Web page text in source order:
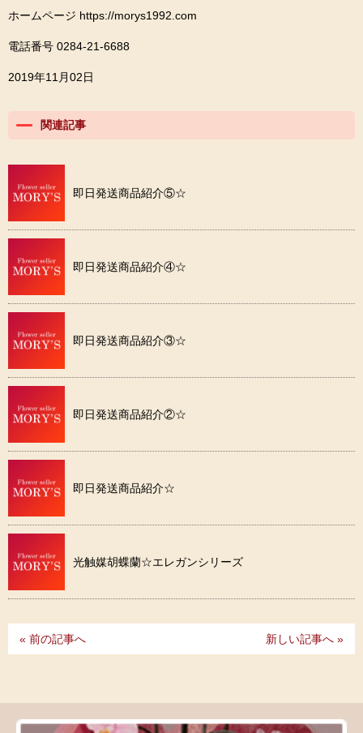
ホームページ https://morys1992.com
電話番号 0284-21-6688
2019年11月02日
関連記事
即日発送商品紹介⑤☆
即日発送商品紹介④☆
即日発送商品紹介③☆
即日発送商品紹介②☆
即日発送商品紹介☆
光触媒胡蝶蘭☆エレガンシリーズ
« 前の記事へ 新しい記事へ »